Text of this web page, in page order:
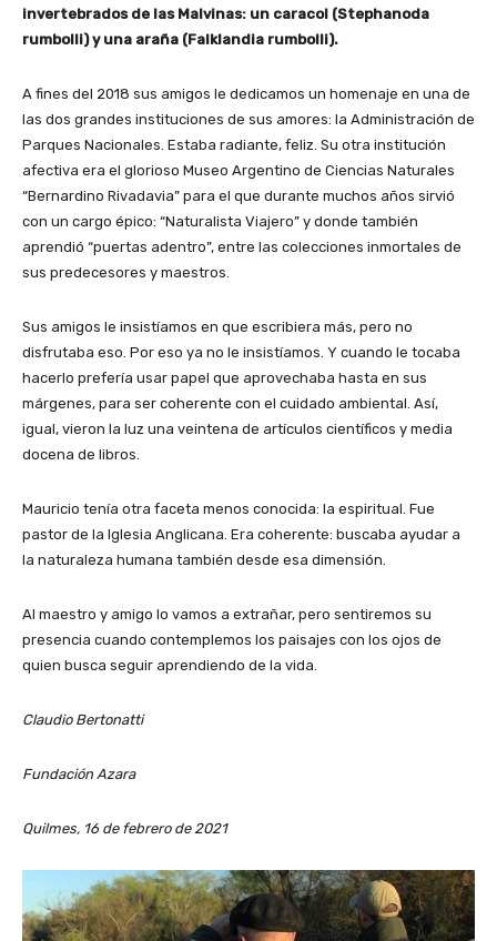
invertebrados de las Malvinas: un caracol (Stephanoda
rumbolli) y una araña (Falklandia rumbolli).
A fines del 2018 sus amigos le dedicamos un homenaje en una de
las dos grandes instituciones de sus amores: la Administración de
Parques Nacionales. Estaba radiante, feliz. Su otra institución
afectiva era el glorioso Museo Argentino de Ciencias Naturales
“Bernardino Rivadavia” para el que durante muchos años sirvió
con un cargo épico: “Naturalista Viajero” y donde también
aprendió “puertas adentro”, entre las colecciones inmortales de
sus predecesores y maestros.
Sus amigos le insistíamos en que escribiera más, pero no
disfrutaba eso. Por eso ya no le insistíamos. Y cuando le tocaba
hacerlo prefería usar papel que aprovechaba hasta en sus
márgenes, para ser coherente con el cuidado ambiental. Así,
igual, vieron la luz una veintena de artículos científicos y media
docena de libros.
Mauricio tenía otra faceta menos conocida: la espiritual. Fue
pastor de la Iglesia Anglicana. Era coherente: buscaba ayudar a
la naturaleza humana también desde esa dimensión.
Al maestro y amigo lo vamos a extrañar, pero sentiremos su
presencia cuando contemplemos los paisajes con los ojos de
quien busca seguir aprendiendo de la vida.
Claudio Bertonatti
Fundación Azara
Quilmes, 16 de febrero de 2021